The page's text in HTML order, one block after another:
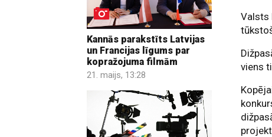
Kannās parakstīts Latvijas
un Francijas līgums par
kopražojuma filmām
21. maijs, 13:28
Valsts
viens